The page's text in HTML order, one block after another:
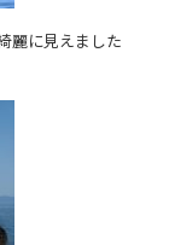
麗に見えました